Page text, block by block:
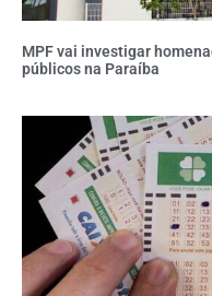
MPF vai investigar
públicos na Paraíba